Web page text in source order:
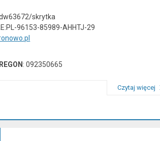
skrytka
96153-85989-AHHTJ-29
: 092350665
Czytaj więcej